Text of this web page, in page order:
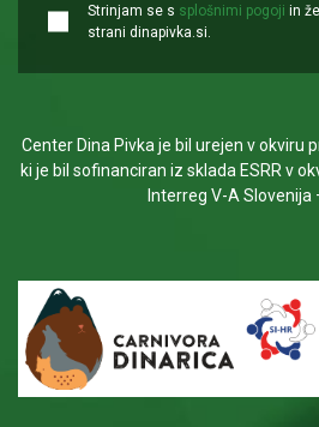
Strinjam se s splošnimi pogoji in
strani dinapivka.si.
Center Dina Pivka je bil urejen v okviru
ki je bil sofinanciran iz sklada ESRR v
Interreg V-A Slovenija